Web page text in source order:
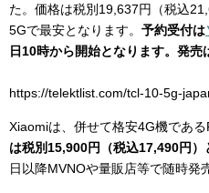
た。価格は税別19,637円（税込
5Gで最安となります。 予約受付は
日10時から開始となります。発売
https://telektlist.com/tcl-10-5g-
Xiaomiは、併せて格安4G機である
は税別15,900円（税込17,490円）
日以降MVNOや量販店等で随時発